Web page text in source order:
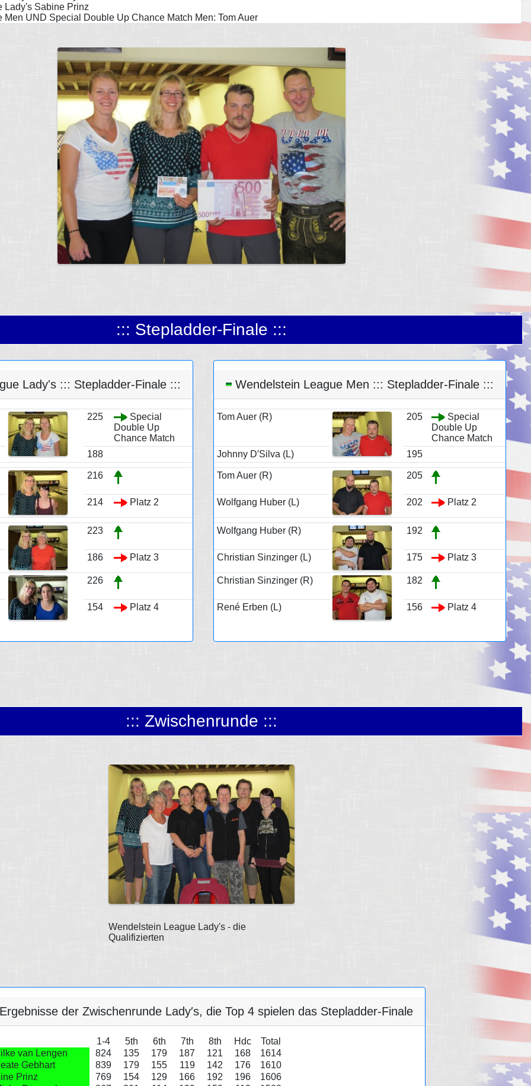
Lady's Sabine Prinz
UND Special Double Up Chance Match Men: Tom Auer
::: Stepladder-Finale :::
Lady's ::: Stepladder-Finale :::
225
Special
Double Up
Chance Match
188
216
214 Platz 2
223
186 Platz 3
226
154 Platz 4
Wendelstein League Men ::: Stepladder-Finale :::
Tom Auer (R) 205
Special
Double Up
Chance Match
Johnny D′Silva (L)
195
Tom Auer (R) 205
Wolfgang Huber (L) 202 Platz 2
Wolfgang Huber (R) 192
Christian Sinzinger (L) 175 Platz 3
Christian Sinzinger (R) 182
René Erben (L) 156 Platz 4
::: Zwischenrunde :::
Wendelstein League Lady's - die
Qualifizierten
der Zwischenrunde Lady′s, die Top 4 spielen das Stepladder-Finale
1-4 5th 6th 7th 8th Hdc
Total
van Lengen
824 135 179 187 121 168
1614
Gebhart
839 179 155 119 142 176
1610
Prinz
769 154 129 166 192 196
1606